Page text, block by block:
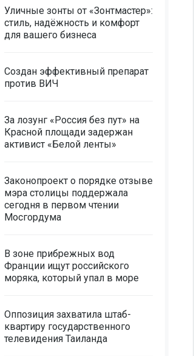
Уличные зонты от «Зонтмастер»:
стиль, надёжность и комфорт
для вашего бизнеса
Создан эффективный препарат
против ВИЧ
За лозунг «Россия без пут» на
Красной площади задержан
активист «Белой ленты»
Законопроект о порядке отзыве
мэра столицы поддержала
сегодня в первом чтении
Мосгордума
В зоне прибрежных вод
Франции ищут российского
моряка, который упал в море
Оппозиция захватила штаб-
квартиру государственного
телевидения Таиланда